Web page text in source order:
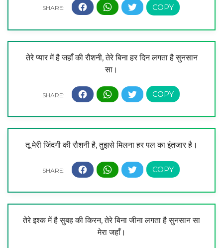
तेरे प्यार में है जहाँ की रौशनी, तेरे बिना हर दिन लगता है सुनसान
सा।
तू मेरी जिंदगी की रौशनी है, तुझसे मिलना हर पल का इंतजार है।
तेरे इश्क में है सुबह की किरन, तेरे बिना जीना लगता है सुनसान सा
मेरा जहाँ।